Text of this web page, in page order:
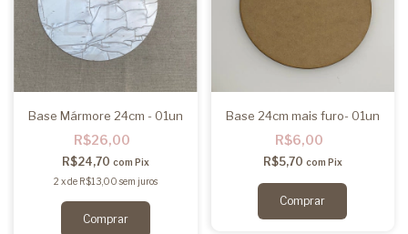
Base Mármore 24cm - 01un
R$26,00
R$24,70 com Pix
2 xde R$13,00 sem juros
Base 24cm mais furo- 01un
R$6,00
R$5,70 com Pix